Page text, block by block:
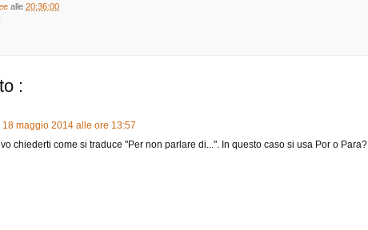
alle 20:36:00
:
18 maggio 2014 alle ore 13:57
chiederti come si traduce "Per non parlare di...". In questo caso si usa Por o Para?